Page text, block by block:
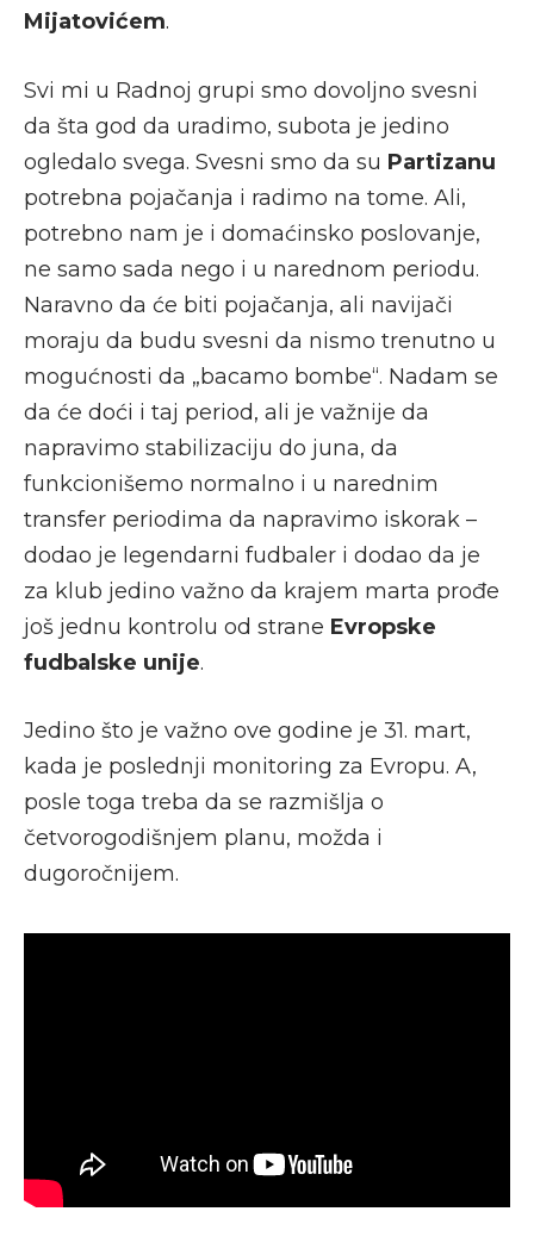
Mijatovićem.
Svi mi u Radnoj grupi smo dovoljno svesni
da šta god da uradimo, subota je jedino
ogledalo svega. Svesni smo da su Partizanu
potrebna pojačanja i radimo na tome. Ali,
potrebno nam je i domaćinsko poslovanje,
ne samo sada nego i u narednom periodu.
Naravno da će biti pojačanja, ali navijači
moraju da budu svesni da nismo trenutno u
mogućnosti da „bacamo bombe“. Nadam se
da će doći i taj period, ali je važnije da
napravimo stabilizaciju do juna, da
funkcionišemo normalno i u narednim
transfer periodima da napravimo iskorak –
dodao je legendarni fudbaler i dodao da je
za klub jedino važno da krajem marta prođe
još jednu kontrolu od strane Evropske
fudbalske unije.
Jedino što je važno ove godine je 31. mart,
kada je poslednji monitoring za Evropu. A,
posle toga treba da se razmišlja o
četvorogodišnjem planu, možda i
dugoročnijem.